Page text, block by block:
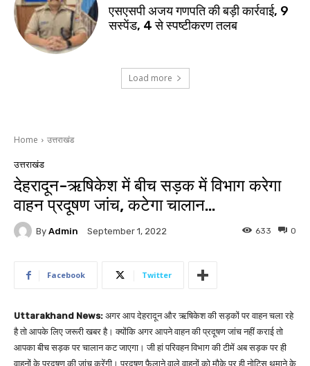
एसएसपी अजय गणपति की बड़ी कार्रवाई, 9
सस्पेंड, 4 से स्पष्टीकरण तलब
Load more